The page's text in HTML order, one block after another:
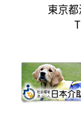
東京